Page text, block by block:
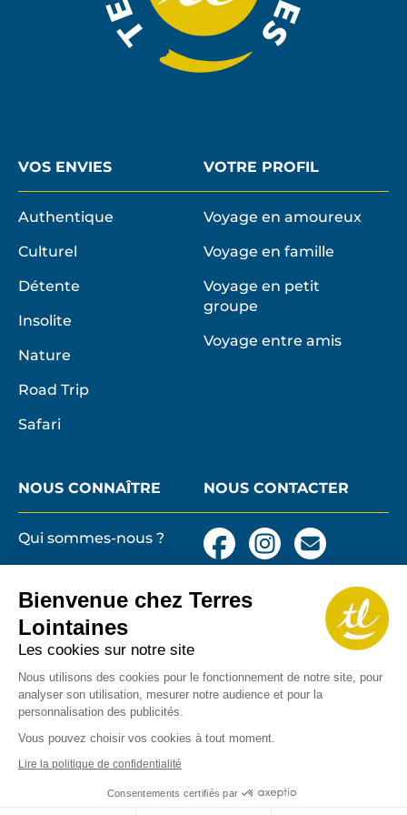
Bienvenue chez Terres
Lointaines
Les cookies sur notre site
Nous utilisons des cookies pour le fonctionnement de notre site, pour
analyser son utilisation, mesurer notre audience et pour la
personnalisation des publicités.
Vous pouvez choisir vos cookies à tout moment.
Lire la politique de confidentialité
Consentements certifiés par
VOS ENVIES
Authentique
Culturel
Détente
Insolite
Nature
Road Trip
Safari
VOTRE PROFIL
Voyage en amoureux
Voyage en famille
Voyage en petit
groupe
Voyage entre amis
NOUS CONNAÎTRE
Qui sommes-nous ?
Conditions générales
et particulières de
vente
Mentions légales,
cookies
Protection des
données personnelles
NOUS CONTACTER
FacebookInstagram
Nous
contacter
email
Membre 2026 de